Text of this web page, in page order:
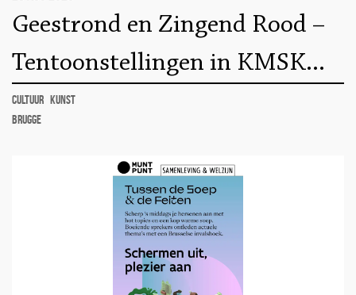
Geestrond en Zingend Rood –
Tentoonstellingen in KMSK
Antwerpen
cultuur kunst
Brugge